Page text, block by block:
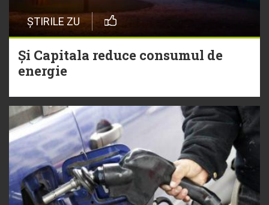
ȘTIRILE ZU
Și Capitala reduce consumul de
energie